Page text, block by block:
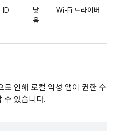
ID
낮
음
Wi-Fi 드라이버
로 인해 로컬 악성 앱이 권한 수
수 있습니다.